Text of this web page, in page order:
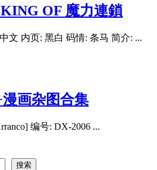
OF 魔力連鎖
文 内页: 黑白 码情: 条马 简介: ...
画杂图合集
编号: DX-2006 ...
搜索